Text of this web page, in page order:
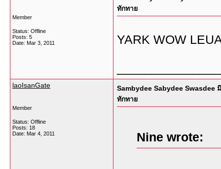
Member
Status: Offline
Posts: 5
Date: Mar 3, 2011
ทักทาย
YARK WOW
laoIsanGate
Member
Status: Offline
Posts: 18
Date: Mar 4, 2011
Sambydee Sabydee
ทักทาย
Nine wrote: